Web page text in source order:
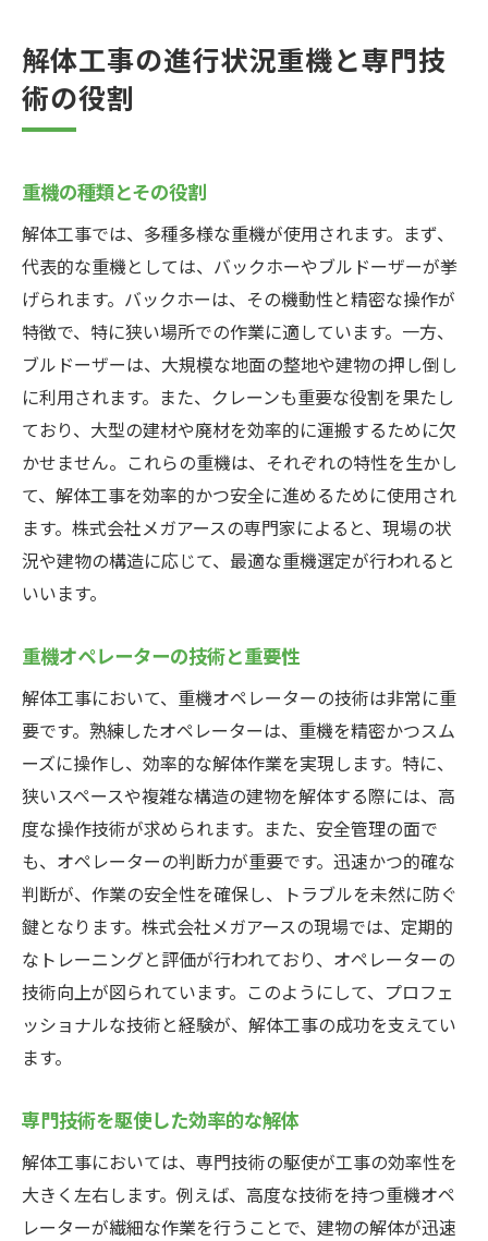
解体工事の進行状況重機と専門技
術の役割
重機の種類とその役割
解体工事では、多種多様な重機が使用されます。まず、
代表的な重機としては、バックホーやブルドーザーが挙
げられます。バックホーは、その機動性と精密な操作が
特徴で、特に狭い場所での作業に適しています。一方、
ブルドーザーは、大規模な地面の整地や建物の押し倒し
に利用されます。また、クレーンも重要な役割を果たし
ており、大型の建材や廃材を効率的に運搬するために欠
かせません。これらの重機は、それぞれの特性を生かし
て、解体工事を効率的かつ安全に進めるために使用され
ます。株式会社メガアースの専門家によると、現場の状
況や建物の構造に応じて、最適な重機選定が行われると
いいます。
重機オペレーターの技術と重要性
解体工事において、重機オペレーターの技術は非常に重
要です。熟練したオペレーターは、重機を精密かつスム
ーズに操作し、効率的な解体作業を実現します。特に、
狭いスペースや複雑な構造の建物を解体する際には、高
度な操作技術が求められます。また、安全管理の面で
も、オペレーターの判断力が重要です。迅速かつ的確な
判断が、作業の安全性を確保し、トラブルを未然に防ぐ
鍵となります。株式会社メガアースの現場では、定期的
なトレーニングと評価が行われており、オペレーターの
技術向上が図られています。このようにして、プロフェ
ッショナルな技術と経験が、解体工事の成功を支えてい
ます。
専門技術を駆使した効率的な解体
解体工事においては、専門技術の駆使が工事の効率性を
大きく左右します。例えば、高度な技術を持つ重機オペ
レーターが繊細な作業を行うことで、建物の解体が迅速